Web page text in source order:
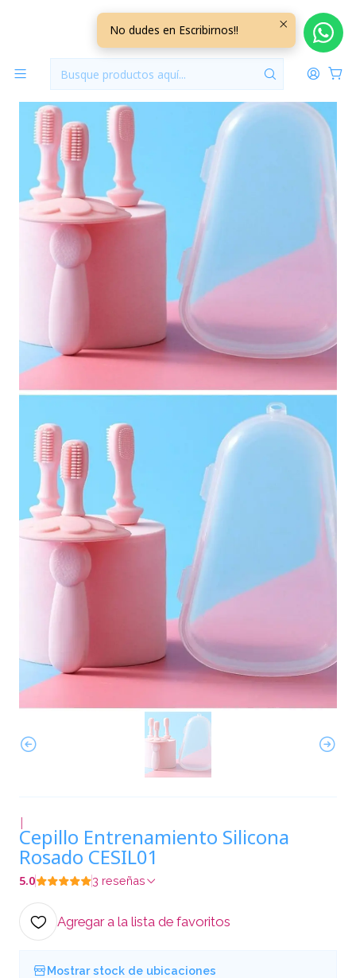
Inicio Perfumeria y Cuidado
Cepillo Entrenamiento Silicona Rosado CESIL01
|
Cepillo Entrenamiento Silicona
Rosado CESIL01
5.0 3 reseñas
Agregar a la lista de favoritos
Mostrar stock de ubicaciones
No dudes en Escribirnos!!